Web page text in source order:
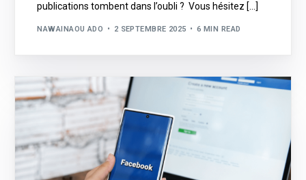
publications tombent dans l’oubli ? Vous hésitez […]
NAWAINAOU ADO 2 SEPTEMBRE 2025 6 MIN READ